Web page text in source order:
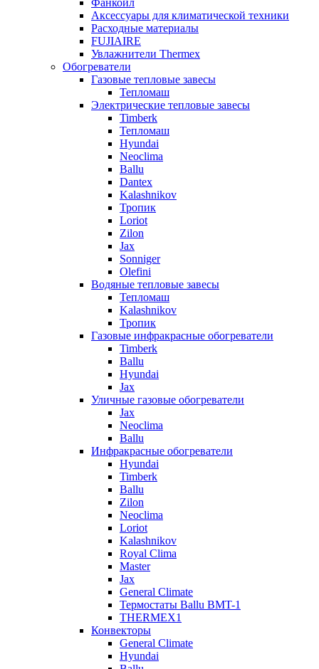
Фанкойл
Аксессуары для климатической техники
Расходные материалы
FUJIAIRE
Увлажнители Thermex
Обогреватели
Газовые тепловые завесы
Тепломаш
Электрические тепловые завесы
Timberk
Тепломаш
Hyundai
Neoclima
Ballu
Dantex
Kalashnikov
Тропик
Loriot
Zilon
Jax
Sonniger
Olefini
Водяные тепловые завесы
Тепломаш
Kalashnikov
Тропик
Газовые инфракрасные обогреватели
Timberk
Ballu
Hyundai
Jax
Уличные газовые обогреватели
Jax
Neoclima
Ballu
Инфракрасные обогреватели
Hyundai
Timberk
Ballu
Zilon
Neoclima
Loriot
Kalashnikov
Royal Clima
Master
Jax
General Climate
Термостаты Ballu BMT-1
THERMEX1
Конвекторы
General Climate
Hyundai